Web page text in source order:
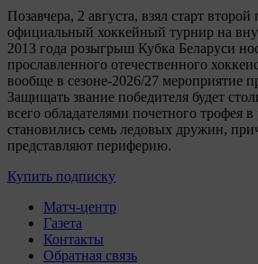
Позавчера, 2 августа, взял старт
официальный хоккейный турнир на
2013 года розыгрыш Кубка Беларуси
прославленного отечественного
вообще в сезоне-2026/27 мероприятие
Защищать звание победителя будет
всего обладателями почетного трофея в
становились семь ледовых дружин,
представляют периферию.
Купить подписку
Матч-центр
Газета
Контакты
Обратная связь